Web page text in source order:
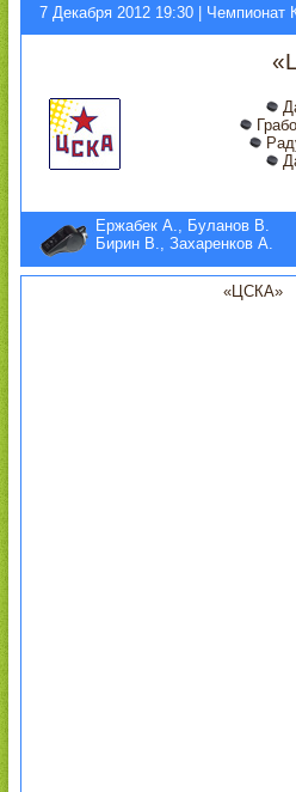
7 Декабря 2012 19:30 | Чемпионат
Ержабек А., Буланов В.
Бирин В., Захаренков А.
«ЦСКА»